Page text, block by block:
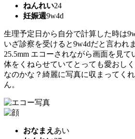
ねんれい24
妊娠週9w4d
生理予定日から自分で計算した時は
いざ診察を受けると9w4dだと言われ
25.5mm エコーされながら画面を見て
体をくねらせていてとっても愛おし
なのかな？綺麗に写真に収まってく
ん。
おなまえ あい